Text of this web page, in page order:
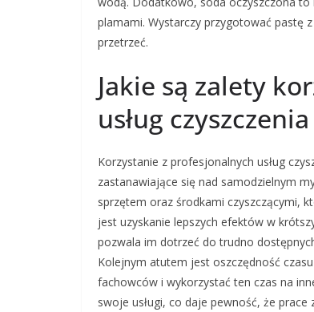
plamami. Wystarczy przygotować pastę
przetrzeć.
Jakie są zalety
usług
Korzystanie z profesjonalnych usług
zastanawiające się nad samodzielnym
sprzętem oraz środkami czyszczącymi,
jest uzyskanie lepszych efektów w
pozwala im dotrzeć do trudno
Kolejnym atutem jest oszczędność
fachowców i wykorzystać ten czas na
swoje usługi, co daje pewność, że